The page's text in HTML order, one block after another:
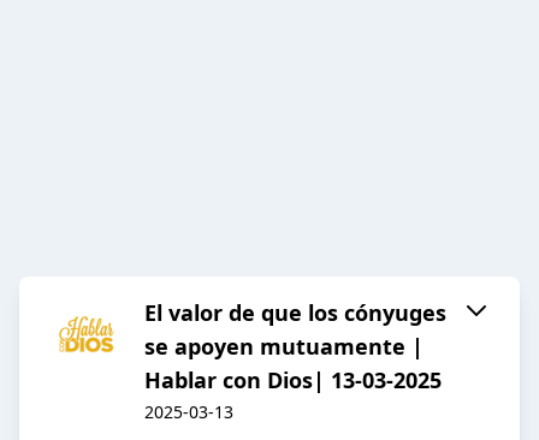
El valor de que los cónyuges
se apoyen mutuamente |
Hablar con Dios| 13-03-2025
2025-03-13